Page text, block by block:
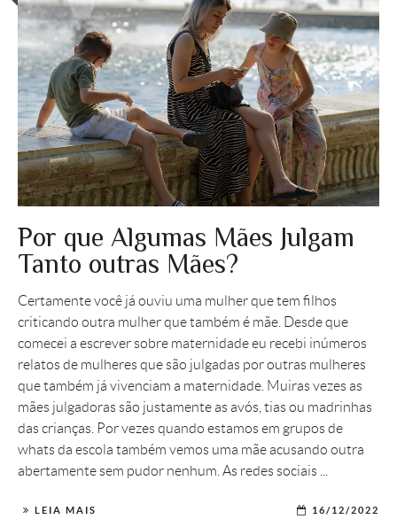
Por que Algumas Mães Julgam
Tanto outras Mães?
Certamente você já ouviu uma mulher que tem filhos
criticando outra mulher que também é mãe. Desde que
comecei a escrever sobre maternidade eu recebi inúmeros
relatos de mulheres que são julgadas por outras mulheres
que também já vivenciam a maternidade. Muiras vezes as
mães julgadoras são justamente as avós, tias ou madrinhas
das crianças. Por vezes quando estamos em grupos de
whats da escola também vemos uma mãe acusando outra
abertamente sem pudor nenhum. As redes sociais ...
LEIA MAIS 16/12/2022